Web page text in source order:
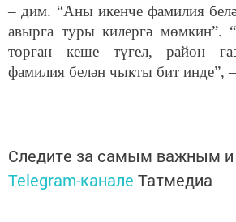
– дим. “Аны икенче фамилия
авырга туры килергә
торган кеше түгел, район
фамилия белән чыкты бит инде”,
Следите за самым важным
Telegram-канале Татмедиа